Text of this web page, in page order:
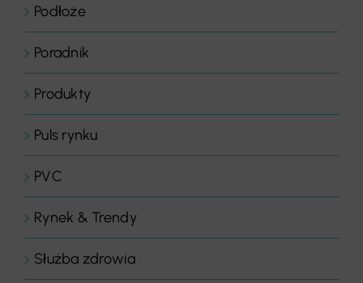
Podłoże
Poradnik
Produkty
Puls rynku
PVC
Rynek & Trendy
Służba zdrowia